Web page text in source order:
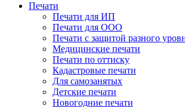
Печати
Печати для ИП
Печати для ООО
Печати с защитой разного
Медицинские печати
Печати по оттиску
Кадастровые печати
Для самозанятых
Детские печати
Новогодние печати